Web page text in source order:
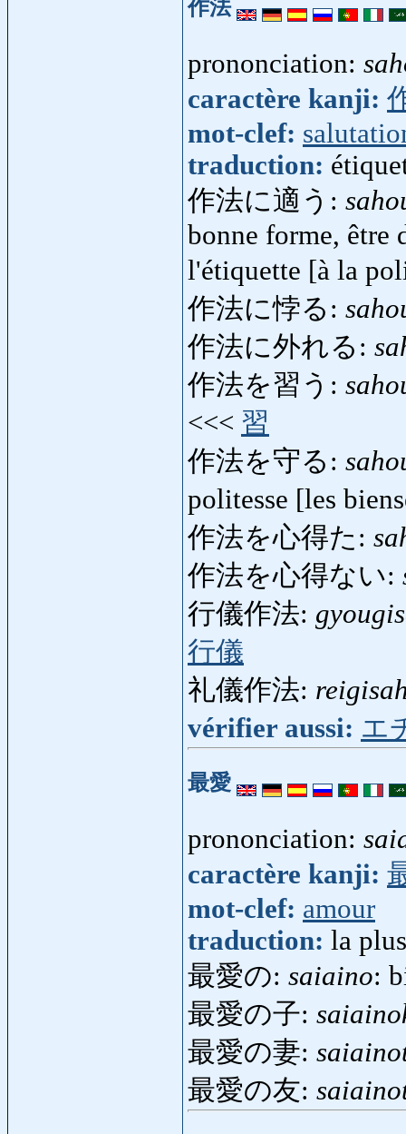
作法
prononciation:
caractère kanji:
mot-clef:
traduction:
作法に適う:
bonne forme, être
l'étiquette [à la
作法に悖る:
作法に外れる:
作法を習う:
<<< 習
作法を守る:
politesse [les
作法を心得た:
作法を心得ない:
行儀作法:
行儀
礼儀作法:
vérifier aussi: エ
最愛
prononciation:
caractère kanji:
mot-clef: amour
traduction: la
最愛の: saiaino:
最愛の子:
最愛の妻:
最愛の友: